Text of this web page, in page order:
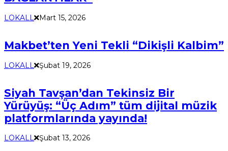
LOKALL Mart 15, 2026
Makbet’ten Yeni Tekli “Dikişli Kalbim”
LOKALL Şubat 19, 2026
Siyah Tavşan’dan Tekinsiz Bir
Yürüyüş: “Üç Adım” tüm dijital müzik
platformlarında yayında!
LOKALL Şubat 13, 2026